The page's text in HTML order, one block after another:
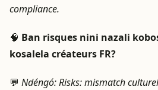
compliance.
🧠 Ban risques nini nazali
kosalela créateurs FR?
💬 Ndéngó:Risks: mismatch